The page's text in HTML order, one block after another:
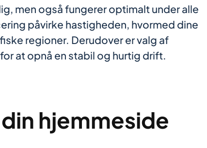
men også fungerer optimalt under alle
påvirke hastigheden, hvormed dine
regioner. Derudover er valg af
at opnå en stabil og hurtig drift.
hjemmeside